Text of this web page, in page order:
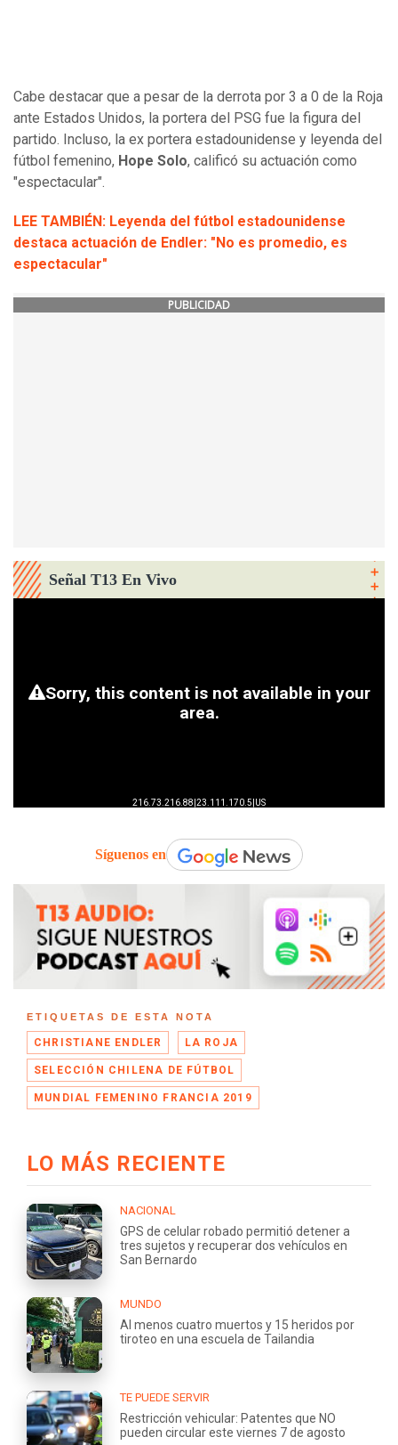
Cabe destacar que a pesar de la derrota por 3 a 0 de la Roja
ante Estados Unidos, la portera del PSG fue la figura del
partido. Incluso, la ex portera estadounidense y leyenda del
fútbol femenino, Hope Solo, calificó su actuación como
"espectacular".
LEE TAMBIÉN: Leyenda del fútbol estadounidense
destaca actuación de Endler: "No es promedio, es
espectacular"
PUBLICIDAD
Señal T13 En Vivo
Síguenos en
ETIQUETAS DE ESTA NOTA
CHRISTIANE ENDLER LA ROJA
SELECCIÓN CHILENA DE FÚTBOL
MUNDIAL FEMENINO FRANCIA 2019
LO MÁS RECIENTE
NACIONAL
GPS de celular robado permitió detener a
tres sujetos y recuperar dos vehículos en
San Bernardo
MUNDO
Al menos cuatro muertos y 15 heridos por
tiroteo en una escuela de Tailandia
TE PUEDE SERVIR
Restricción vehicular: Patentes que NO
pueden circular este viernes 7 de agosto